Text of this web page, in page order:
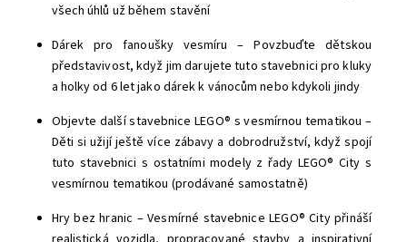
všech úhlů už během stavění
Dárek pro fanoušky vesmíru – Povzbuďte dětskou
představivost, když jim darujete tuto stavebnici pro kluky
a holky od 6 let jako dárek k vánocům nebo kdykoli jindy
Objevte další stavebnice LEGO® s vesmírnou tematikou –
Děti si užijí ještě více zábavy a dobrodružství, když spojí
tuto stavebnici s ostatními modely z řady LEGO® City s
vesmírnou tematikou (prodávané samostatně)
Hry bez hranic – Vesmírné stavebnice LEGO® City přináší